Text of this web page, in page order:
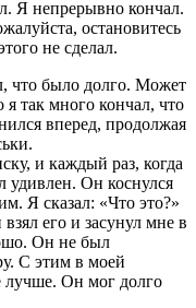
Я непрерывно кончал.
остановитесь
не сделал.
что было долго. Может
я так много кончал, что
вперед, продолжая
и каждый раз, когда
удивлен. Он коснулся
Я сказал: «Что это?»
его и засунул мне в
Он не был
С этим в моей
лучше. Он мог долго